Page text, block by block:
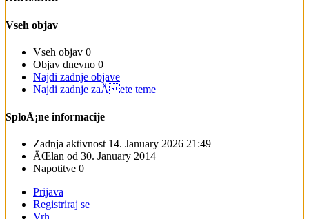
Vseh objav
Vseh objav 0
Objav dnevno 0
Najdi zadnje objave
Najdi zadnje zaÄete teme
SploÅ¡ne informacije
Zadnja aktivnost 14. January 2026 21:49
ÄŒlan od 30. January 2014
Napotitve 0
Prijava
Registriraj se
Vrh